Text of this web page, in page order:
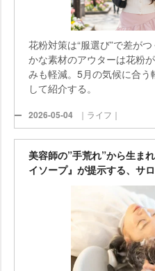
花粉対策は“服選び”で差が
かな素材のアウターは花粉
みも軽減。5月の気候に合
して紹介する。
2026-05-04 ｜ライフ｜
美容師の”手荒れ”から生ま
イソープ』が提示する、サ